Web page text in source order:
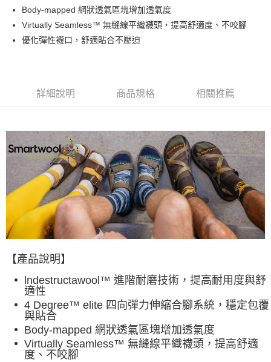
元大商業銀行
永豐商業銀行
玉山商業銀行
星展（台灣）商業銀行
台灣樂天信用卡公司
全家取貨付款
每筆NT$60，滿NT$490(含以上)免運費
每筆NT$60，滿NT$490(含以上)免運費
付款後7-11取貨
每筆NT$60，滿NT$490(含以上)免運費
宅配
每筆NT$80，滿NT$490(含以上)免運費
離島宅配
免運費
Body-mapped 網狀透氣區塊增加透氣度
Virtually Seamless™ 無縫線平織襪頭，提高舒適度、不咬腳
優化彈性襪口，舒適貼合不壓迫
詳細說明 商品規格 相關推薦
【產品說明】
lndestructawool™ 進階耐磨技術，提高耐用度與舒
適性
4 Degree™ elite 四向彈力伸縮合腳系統，穩定包覆
與貼合
Body-mapped 網狀透氣區塊增加透氣度
Virtually Seamless™ 無縫線平織襪頭，提高舒適
度、不咬腳